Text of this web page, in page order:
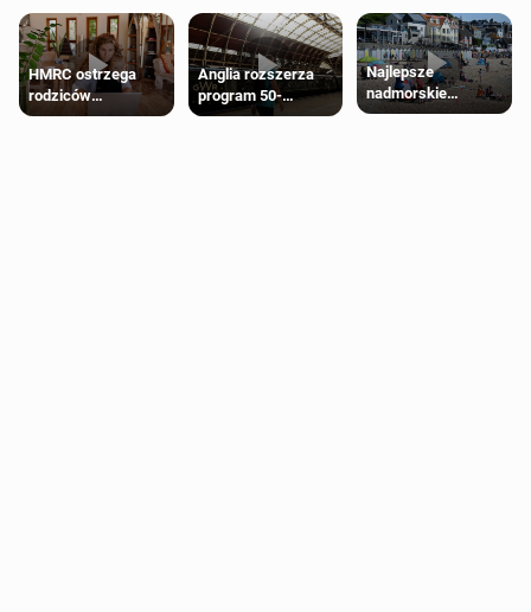
HMRC ostrzega
rodziców
pobierających Child
Anglia rozszerza
program 50-
procentowych
Najlepsze
nadmorskie
miasteczko blisko